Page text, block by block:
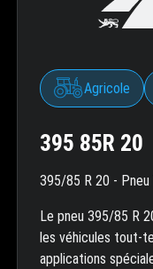
Agricole
395 85R 20
395/85 R 20 -
Le pneu 395/85 R
les véhicules tout-
applications